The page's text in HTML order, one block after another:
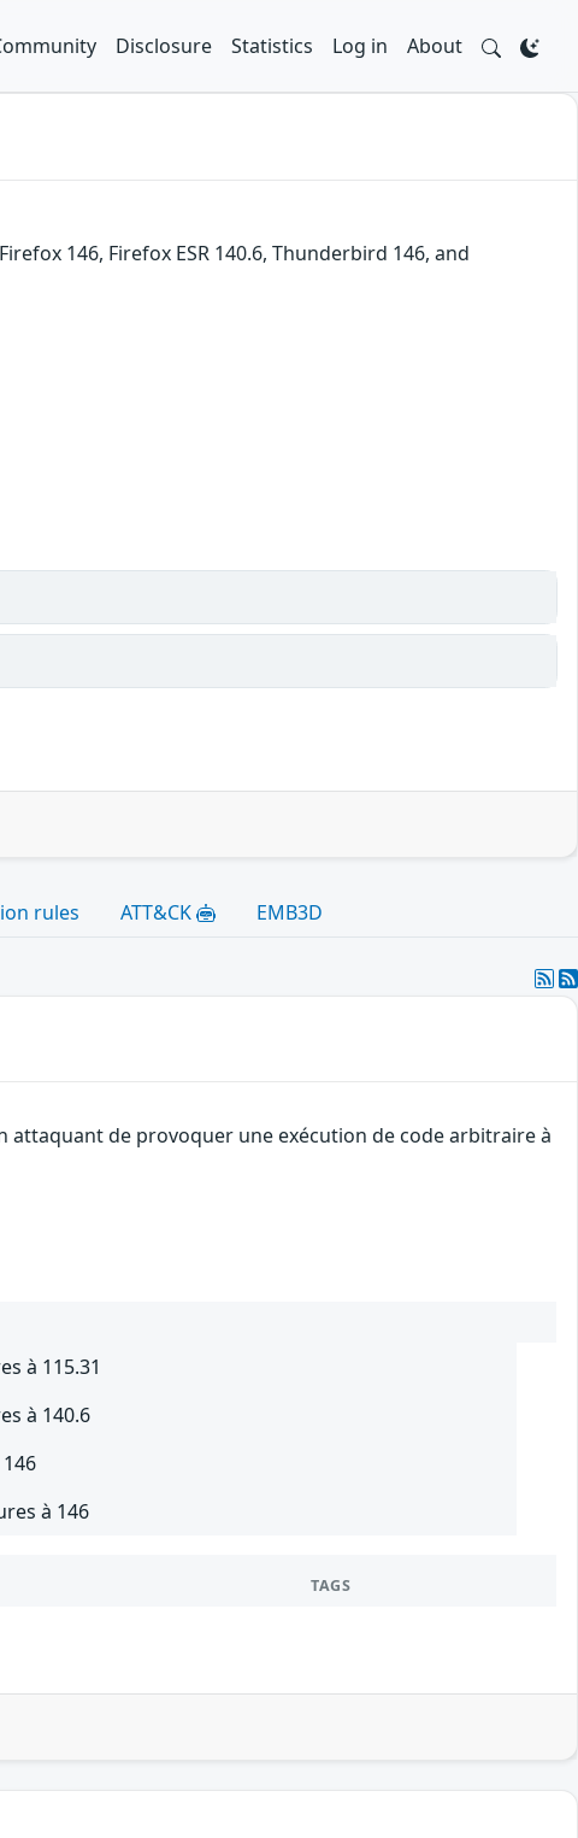
Disclosure Statistics Log in About
146, Firefox ESR 140.6, Thunderbird 146, and
rules ATT&CK EMB3D
de provoquer une exécution de code arbitraire à
à 115.31
à 140.6
à 146
TAGS